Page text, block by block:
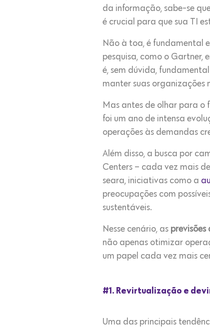
da informação, sabe-se
é crucial para que sua TI
Não à toa, é fundamental
pesquisa, como o Gartner,
é, sem dúvida,
manter suas
Mas antes de olhar para o
foi um ano de intensa
operações às demandas
Além disso, a busca por
Centers – cada vez mais
seara, iniciativas como a
preocupações com
sustentáveis.
Nesse cenário, as
não apenas otimizar
um papel cada vez mais
#1. Revirtualização e
Uma das principais